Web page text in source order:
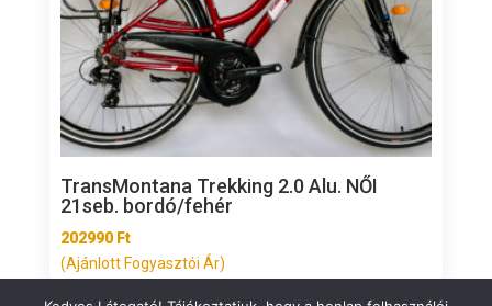
TransMontana Trekking 2.0 Alu. NŐI
21seb. bordó/fehér
202990 Ft
(Ajánlott Fogyasztói Ár)